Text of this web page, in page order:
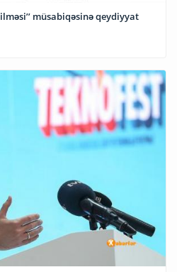
müsabiqəsinə qeydiyyat